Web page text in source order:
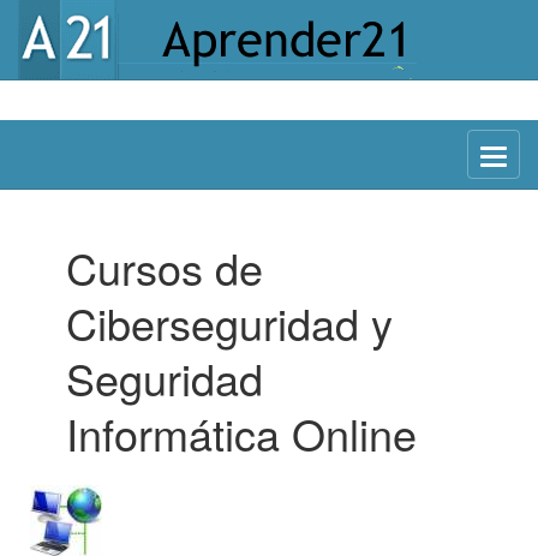
Menu
Cursos de
Ciberseguridad y
Seguridad
Informática Online